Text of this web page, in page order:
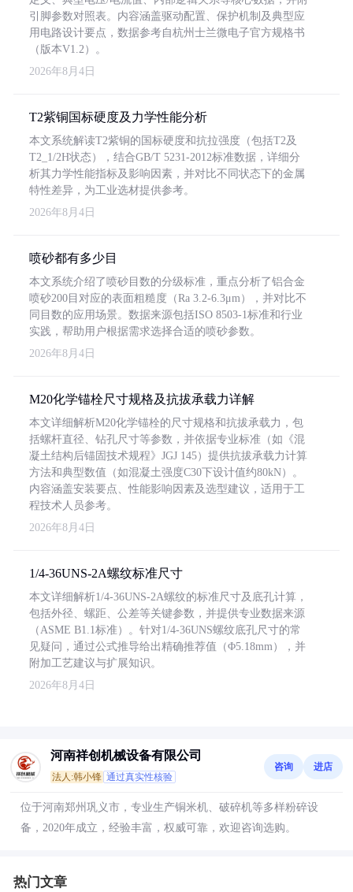
引脚参数对照表。内容涵盖驱动配置、保护机制及典型应
用电路设计要点，数据参考自杭州士兰微电子官方规格书
（版本V1.2）。
2026年8月4日
T2紫铜国标硬度及力学性能分析
本文系统解读T2紫铜的国标硬度和抗拉强度（包括T2及
T2_1/2H状态），结合GB/T 5231-2012标准数据，详细分
析其力学性能指标及影响因素，并对比不同状态下的金属
特性差异，为工业选材提供参考。
2026年8月4日
喷砂都有多少目
本文系统介绍了喷砂目数的分级标准，重点分析了铝合金
喷砂200目对应的表面粗糙度（Ra 3.2-6.3μm），并对比不
同目数的应用场景。数据来源包括ISO 8503-1标准和行业
实践，帮助用户根据需求选择合适的喷砂参数。
2026年8月4日
M20化学锚栓尺寸规格及抗拔承载力详解
本文详细解析M20化学锚栓的尺寸规格和抗拔承载力，包
括螺杆直径、钻孔尺寸等参数，并依据专业标准（如《混
凝土结构后锚固技术规程》JGJ 145）提供抗拔承载力计算
方法和典型数值（如混凝土强度C30下设计值约80kN）。
内容涵盖安装要点、性能影响因素及选型建议，适用于工
程技术人员参考。
2026年8月4日
1/4-36UNS-2A螺纹标准尺寸
本文详细解析1/4-36UNS-2A螺纹的标准尺寸及底孔计算，
包括外径、螺距、公差等关键参数，并提供专业数据来源
（ASME B1.1标准）。针对1/4-36UNS螺纹底孔尺寸的常
见疑问，通过公式推导给出精确推荐值（Φ5.18mm），并
附加工艺建议与扩展知识。
2026年8月4日
河南祥创机械设备有限公司
法人:韩小锋 通过真实性核验
咨询 进店
位于河南郑州巩义市，专业生产铜米机、破碎机等多样粉碎设
备，2020年成立，经验丰富，权威可靠，欢迎咨询选购。
热门文章